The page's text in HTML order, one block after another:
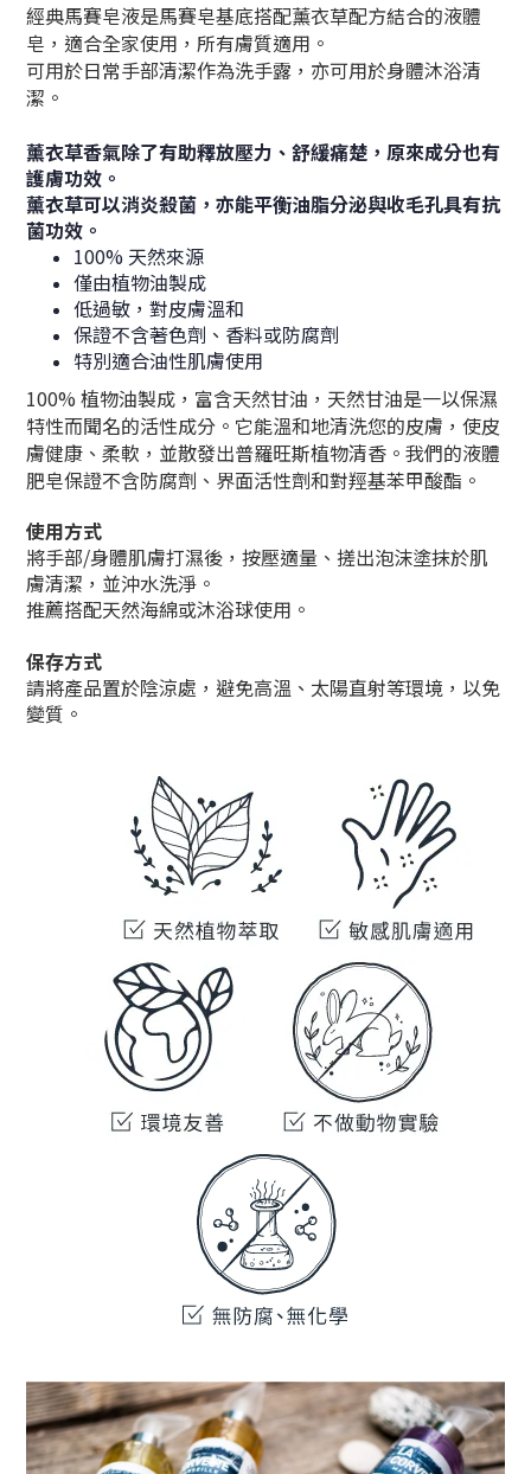
經典馬賽皂液是馬賽皂基底搭配薰衣草配方結合的液體
皂， 適合全家使用，所有膚質適用。
可用於日常手部清潔作為洗手露，亦可用於身體沐浴清
潔。
薰衣草香氣除了有助釋放壓力、舒緩痛楚，原來成分也有
護膚功效。
薰衣草可以消炎殺菌，亦能平衡油脂分泌與收毛孔具有抗
菌功效 。
100% 天然來源
僅由植物油製成
低過敏，對皮膚溫和
保證不含著色劑、香料或防腐劑
特別適合油性肌膚使用
100% 植物油製成，富含天然甘油，天然甘油是一以保濕
特性而聞名的活性成分。它能溫和地清洗您的皮膚，使皮
膚健康、柔軟，並散發出普羅旺斯植物清香。我們的液體
肥皂保證不含防腐劑、界面活性劑和對羥基苯甲酸酯。
使用方式
將手部/身體肌膚打濕後，按壓適量、搓出泡沫塗抹於肌
膚清潔，並沖水洗淨。
推薦搭配天然海綿或沐浴球使用。
保存方式
請將產品置於陰涼處，避免高溫、太陽直射等環境，以免
變質。